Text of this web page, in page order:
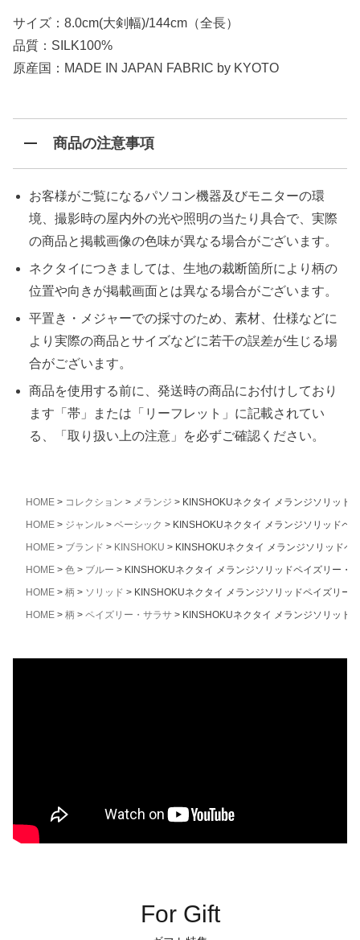
サイズ：8.0cm(大剣幅)/144cm（全長）
品質：SILK100%
原産国：MADE IN JAPAN FABRIC by KYOTO
商品の注意事項
お客様がご覧になるパソコン機器及びモニターの環
境、撮影時の屋内外の光や照明の当たり具合で、実際
の商品と掲載画像の色味が異なる場合がございます。
ネクタイにつきましては、生地の裁断箇所により柄の
位置や向きが掲載画面とは異なる場合がございます。
平置き・メジャーでの採寸のため、素材、仕様などに
より実際の商品とサイズなどに若干の誤差が生じる場
合がございます。
商品を使用する前に、発送時の商品にお付けしており
ます「帯」または「リーフレット」に記載されてい
る、「取り扱い上の注意」を必ずご確認ください。
HOME コレクション メランジ
KINSHOKUネクタイ メランジソリッド
HOME
ジャンル ベーシック
KINSHOKUネクタイ メランジソリッドペ
HOME
ブランド KINSHOKU
KINSHOKUネクタイ メランジソリッドペ
HOME
色 ブルー
KINSHOKUネクタイ メランジソリッドペイズリー・
HOME
柄 ソリッド
KINSHOKUネクタイ メランジソリッドペイズリー
HOME
柄 ペイズリー・サラサ KINSHOKUネクタイ メランジソリッド
For Gift